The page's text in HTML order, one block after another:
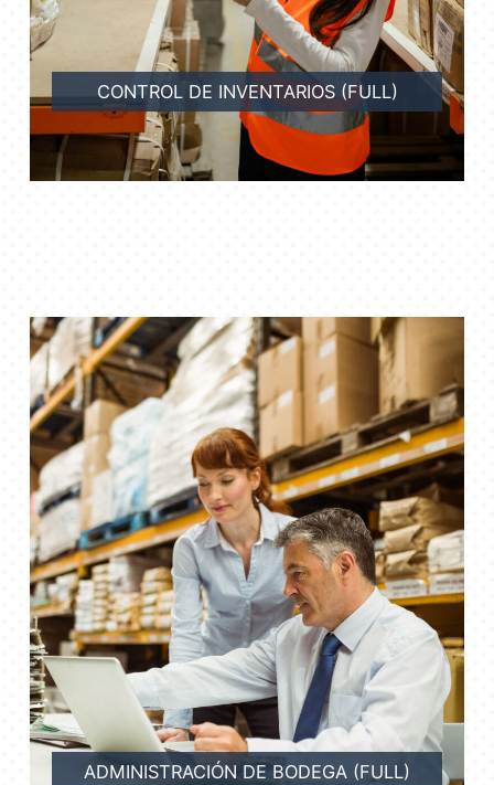
CONTROL DE INVENTARIOS (FULL)
ADMINISTRACIÓN DE BODEGA (FULL)